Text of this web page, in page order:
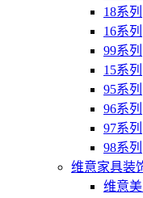
18系列
16系列
99系列
15系列
95系列
96系列
97系列
98系列
维意家具装
维意